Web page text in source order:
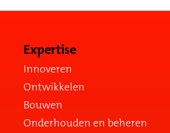
Expertise
Innoveren
Ontwikkelen
Bouwen
Onderhouden en beheren